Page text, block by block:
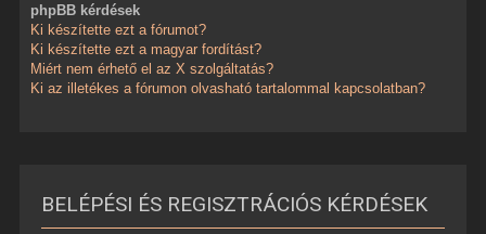
phpBB kérdések
Ki készítette ezt a fórumot?
Ki készítette ezt a magyar fordítást?
Miért nem érhető el az X szolgáltatás?
Ki az illetékes a fórumon olvasható tartalommal kapcsolatban?
BELÉPÉSI ÉS REGISZTRÁCIÓS KÉRDÉSEK